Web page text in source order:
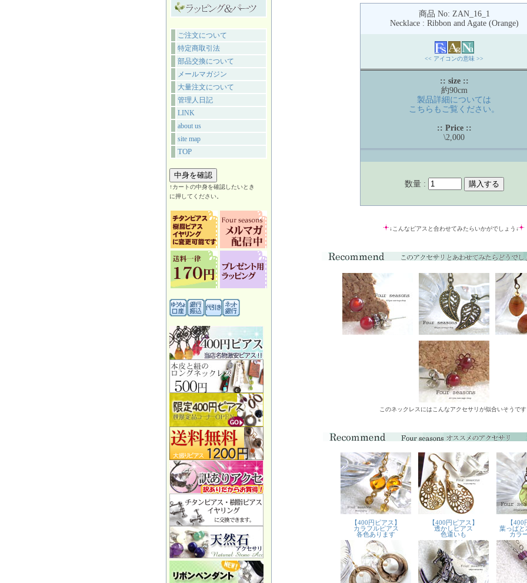
ご注文について
特定商取引法
部品交換について
メールマガジン
大量注文について
管理人日記
LINK
about us
site map
TOP
↑カートの中身を確認したいとき
に押してください。
商品 No: ZAN_16_1
Necklace : Ribbon and Agate (Orange)
<< アイコンの意味 >>
:: size ::
約90cm
製品詳細については
こちらもご覧ください。
:: Price ::
\2,000
数量 :
↓こんなピアスと合わせてみたらいかがでしょう↓
このネックレスにはこんなアクセサリが似合いそうです